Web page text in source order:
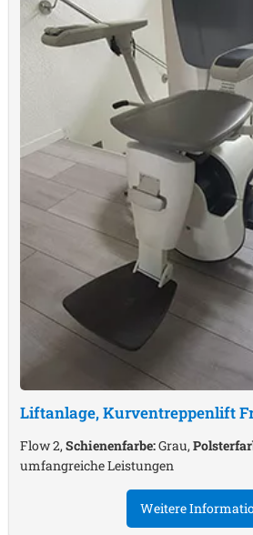
Liftanlage, Kurventreppenlift
Flow 2,Schienenfarbe:Grau,
umfangreiche Leistungen
Weitere